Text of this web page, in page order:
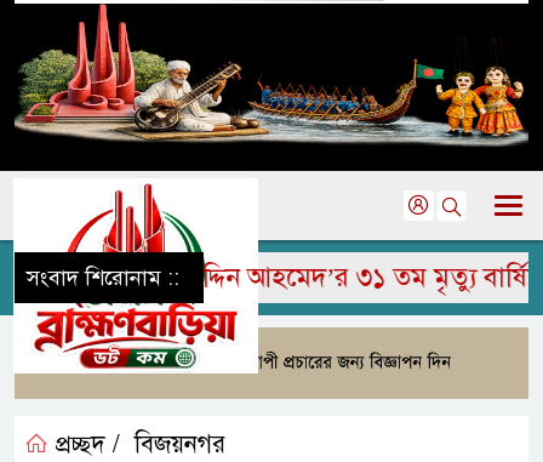
সংবাদ শিরোনাম ::
জামির উদ্দিন আহমেদ’র ৩১ তম মৃত্যু বার্ষিকী
প্রচ্ছদ / বিজয়নগর